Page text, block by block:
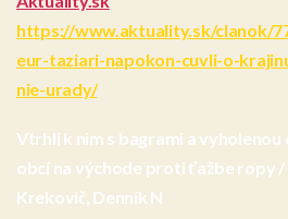
https://www.aktuality.sk/clanok/
eur-taziari-napokon-cuvli-o-
nie-urady/
Vtrhli k nim s bagrami a
obcí na východe proti ťažbe ropy /
Krekovič, Denník N